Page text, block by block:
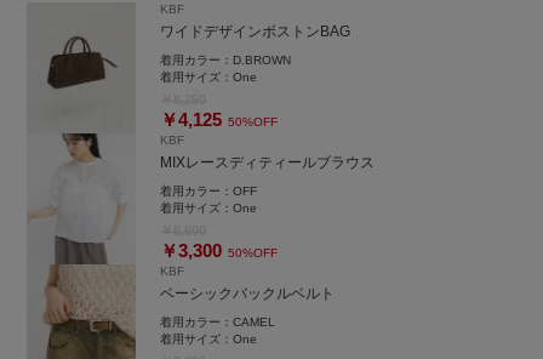
KBF
ワイドデザインボストンBAG
着用カラー： D.BROWN
着用サイズ：One
￥4,125 50%OFF
KBF
MIXレースディティールブラウス
着用カラー：OFF
着用サイズ：One
￥3,300 50%OFF
KBF
ベーシックバックルベルト
着用カラー：CAMEL
着用サイズ：One